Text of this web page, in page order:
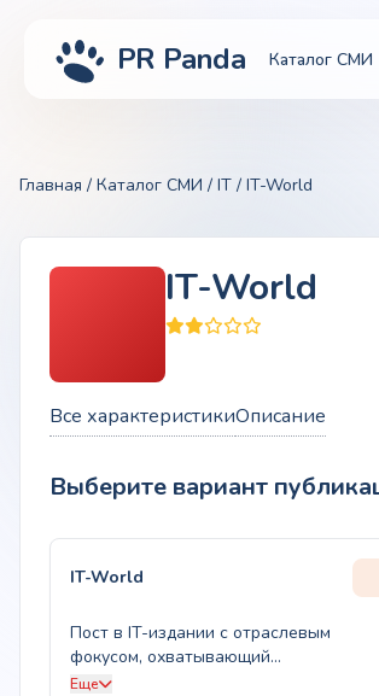
PR Panda Каталог СМИ
Главная / Каталог СМИ / IT / IT-World
IT-World
Все характеристикиОписание
Выберите вариант
IT-World
Пост в IT-издании с отраслевым
фокусом, охватывающий
специфические темы для целевой
Еще